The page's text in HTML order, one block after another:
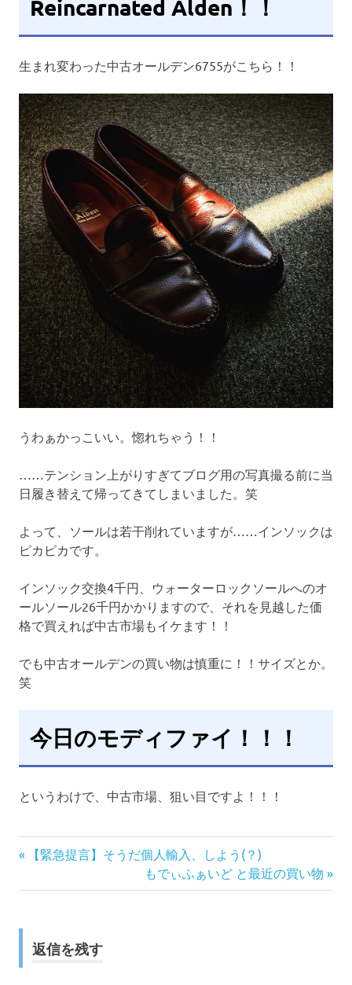
Reincarnated Alden！！
生まれ変わった中古オールデン6755がこちら！！
うわぁかっこいい。惚れちゃう！！
……テンション上がりすぎてブログ用の写真撮る前に当
日履き替えて帰ってきてしまいました。笑
よって、ソールは若干削れていますが……インソックは
ピカピカです。
インソック交換4千円、ウォーターロックソールへのオ
ールソール26千円かかりますので、それを見越した価
格で買えれば中古市場もイケます！！
でも中古オールデンの買い物は慎重に！！サイズとか。
笑
今日のモディファイ！！！
というわけで、中古市場、狙い目ですよ！！！
投
稿
ナ
ビ
前
記
【緊急提言】そうだ個人輸入、しよう(？)
次
の
もでぃふぁいど と最近の買い物
返信を残す